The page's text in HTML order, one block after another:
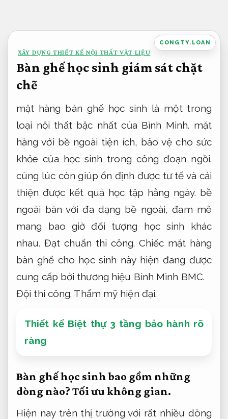
nội
dung
CONGTY.LOAN
XÂY DỰNG THIẾT KẾ NỘI THẤT VẬT LIỆU
Bàn ghế học sinh giám sát chặt
chẽ
mặt hàng bàn ghế học sinh là một trong
loại nội thất bậc nhất của Bình Minh. mặt
hàng với bề ngoài tiện ích, bảo vệ cho sức
khỏe của học sinh trong công đoạn ngồi.
cùng lúc còn giúp ổn định được tư tế và cải
thiện được kết quả học tập hằng ngày. bề
ngoài bàn với đa dạng bề ngoài, đam mê
mang bao giờ đối tượng học sinh khác
nhau.Đạt chuẩn thi công. Chiếc mặt hàng
bàn ghế cho học sinh này hiện đang được
cung cấp bởi thương hiệu Bình Mình BMC.
Đội thi công. Thẩm mỹ hiện đại.
Thiết kế Biệt thự 3 tầng bảo hành rõ
ràng
Bàn ghế học sinh bao gồm những
dòng nào? Tối ưu không gian.
Hiện nay trên thị trường với rất nhiều dòng